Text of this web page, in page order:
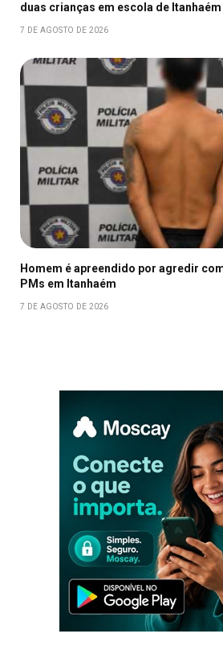
duas crianças em escola de Itanhaém
7 DE AGOSTO DE 2026
Homem é apreendido por agredir
PMs em Itanhaém
7 DE AGOSTO DE 2026